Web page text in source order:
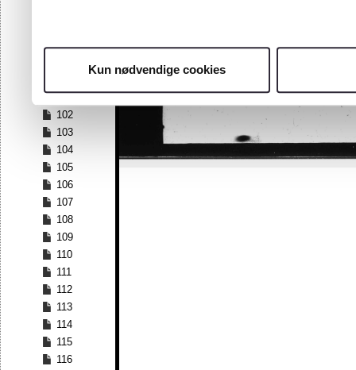
Kun nødvendige cookies
98
101
102
103
104
105
106
107
108
109
110
111
112
113
114
115
116